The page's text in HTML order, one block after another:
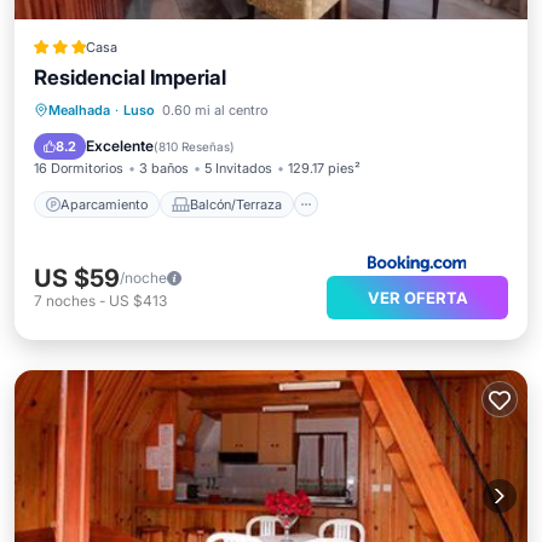
Casa
Residencial Imperial
Mealhada · Luso 0.60 mi al centro
8.2 Excelente(810 Reseñas)
16 Dormitorios 3 baños 5 Invitados 129.17 pies²
Aparcamiento Balcón/Terraza
Aparcamiento
Balcón/Terraza
Aire acondicionado
US $59/noche
7 noches - US $413 VER OFERTA